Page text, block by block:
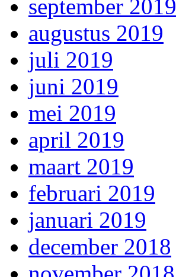
september 2019
augustus 2019
juli 2019
juni 2019
mei 2019
april 2019
maart 2019
februari 2019
januari 2019
december 2018